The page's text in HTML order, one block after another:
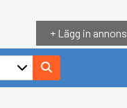
+ Lägg in annons